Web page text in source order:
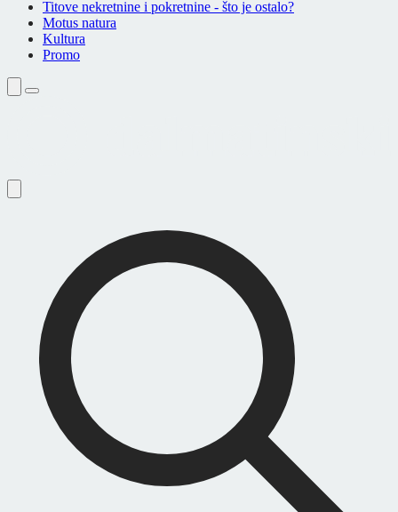
Titove nekretnine i pokretnine - što je ostalo?
Motus natura
Kultura
Promo